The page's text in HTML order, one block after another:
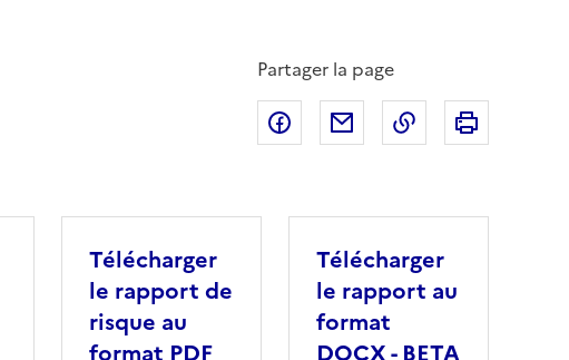
Partager la page
Partager sur Facebook
Partager par email
Copier dans le
Télécharger
le rapport de
risque au
format PDF
Télécharger
le rapport au
format
DOCX - BETA